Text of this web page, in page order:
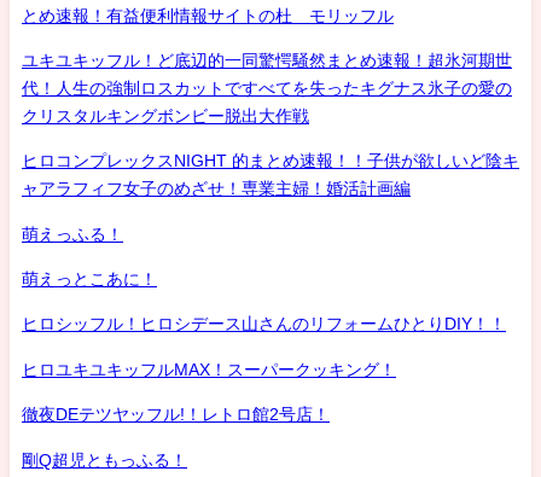
とめ速報！有益便利情報サイトの杜 モリッフル
ユキユキッフル！ど底辺的一同驚愕騒然まとめ速報！超氷河期世
代！人生の強制ロスカットですべてを失ったキグナス氷子の愛の
クリスタルキングボンビー脱出大作戦
ヒロコンプレックスNIGHT 的まとめ速報！！子供が欲しいど陰キ
ャアラフィフ女子のめざせ！専業主婦！婚活計画編
萌えっふる！
萌えっとこあに！
ヒロシッフル！ヒロシデース山さんのリフォームひとりDIY！！
ヒロユキユキッフルMAX！スーパークッキング！
徹夜DEテツヤッフル!！レトロ館2号店！
剛Q超児ともっふる！